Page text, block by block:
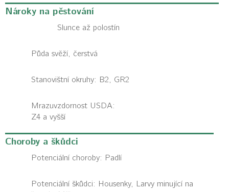
Nároky na pěstování
Slunce až polostín
Půda svěží, čerstvá
Stanovištní okruhy: B2, GR2
Mrazuvzdornost USDA:
Z4 a vyšší
Choroby a škůdci
Potenciální choroby: Padlí
Potenciální škůdci: Housenky, Larvy minující na